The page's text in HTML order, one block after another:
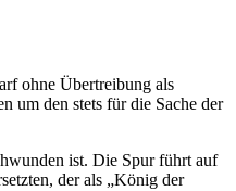
ohne Übertreibung als
um den stets für die Sache der
ist. Die Spur führt auf
der als „König der